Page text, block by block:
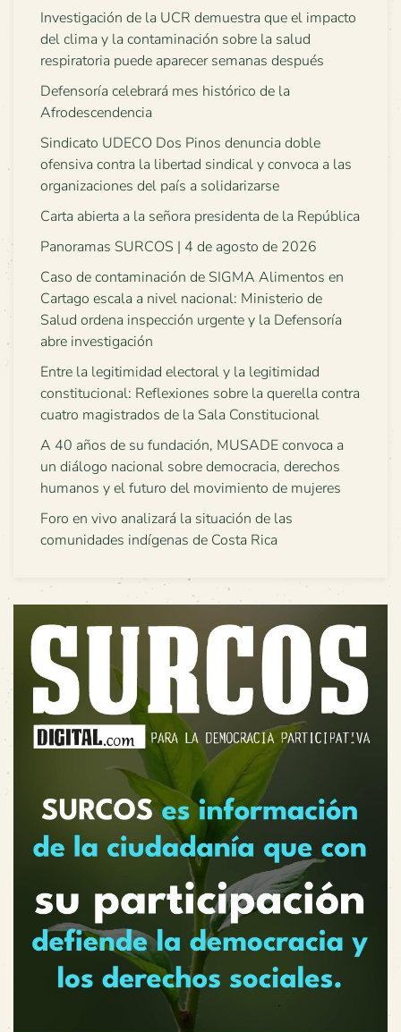
Investigación de la UCR demuestra que el impacto
del clima y la contaminación sobre la salud
respiratoria puede aparecer semanas después
Defensoría celebrará mes histórico de la
Afrodescendencia
Sindicato UDECO Dos Pinos denuncia doble
ofensiva contra la libertad sindical y convoca a las
organizaciones del país a solidarizarse
Carta abierta a la señora presidenta de la República
Panoramas SURCOS | 4 de agosto de 2026
Caso de contaminación de SIGMA Alimentos en
Cartago escala a nivel nacional: Ministerio de
Salud ordena inspección urgente y la Defensoría
abre investigación
Entre la legitimidad electoral y la legitimidad
constitucional: Reflexiones sobre la querella contra
cuatro magistrados de la Sala Constitucional
A 40 años de su fundación, MUSADE convoca a
un diálogo nacional sobre democracia, derechos
humanos y el futuro del movimiento de mujeres
Foro en vivo analizará la situación de las
comunidades indígenas de Costa Rica